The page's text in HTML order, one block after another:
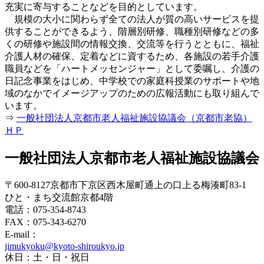
充実に寄与することなどを目的としています。
規模の大小に関わらず全ての法人が質の高いサービスを提
供することができるよう、階層別研修、職種別研修などの多
くの研修や施設間の情報交換、交流等を行うとともに、福祉
介護人材の確保、定着などに資するため、各施設の若手介護
職員などを「ハートメッセンジャー」として委嘱し、介護の
日記念事業をはじめ、中学校での家庭科授業のサポートや地
域のなかでイメージアップのための広報活動にも取り組んで
います。
⇒ 一般社団法人京都市老人福祉施設協議会（京都市老協）
ＨＰ
一般社団法人京都市老人福祉施設協議会
〒600-8127京都市下京区西木屋町通上の口上る梅湊町83-1
ひと・まち交流館京都4階
電話：075-354-8743
FAX：075-343-6270
E-mail：
jimukyoku@kyoto-shiroukyo.jp
休日：土・日・祝日